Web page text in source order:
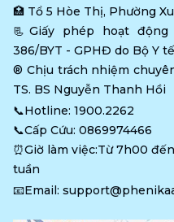
🏥 Tổ 5 Hòe Thị, Phường
📃Giấy phép hoạt
386/BYT - GPHĐ do Bộ Y
®️ Chịu trách nhiệm
TS. BS Nguyễn Thanh Hồi
📞Hotline: 1900.2262
📞Cấp Cứu: 0869974466
⏰Giờ làm việc:Từ 7h00
tuần
📧Email: